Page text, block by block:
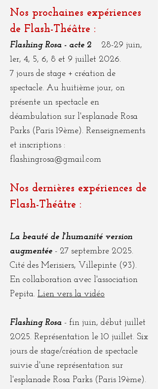
Nos prochaines expériences
de Flash-Théâtre :
Flashing Rosa - acte 2
28-29 juin,
1er, 4, 5, 6, 8 et 9 juillet 2026.
7 jours de stage + création de
spectacle. Au huitième jour, on
présente un spectacle en
déambulation sur l'esplanade Rosa
Parks (Paris 19ème). Renseignements
et inscriptions :
flashingrosa@gmail.com
Nos dernières expériences de
Flash-Théâtre :
La beauté de l'humanité version
augmentée - 27 septembre 2025.
Cité des Merisiers, Villepinte (93).
En collaboration avec l'association
Pepita. Lien vers la vidéo
Flashing Rosa - fin juin, début juillet
2025. Représentation le 10 juillet. Six
jours de stage/création de spectacle
suivie d'une représentation sur
l'esplanade Rosa Parks (Paris 19ème).